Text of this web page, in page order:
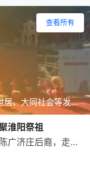
义门陈是宗亲的生活方式平台，提供真实桃源世居、大同社会等发现，潮流生活、旅游攻略、美食健身日常、亲友康养生态等你来探索，认识有趣的宗亲明星、企业家、文学家。
查看所有
淮阳祭祖
这一趟，不是旅行，是回根。湖北武穴义门陈广济庄后裔，走进淮阳，到陈胡公发源地祭祖寻根。一炷香，一声祖训，不忘来路，才有去处。